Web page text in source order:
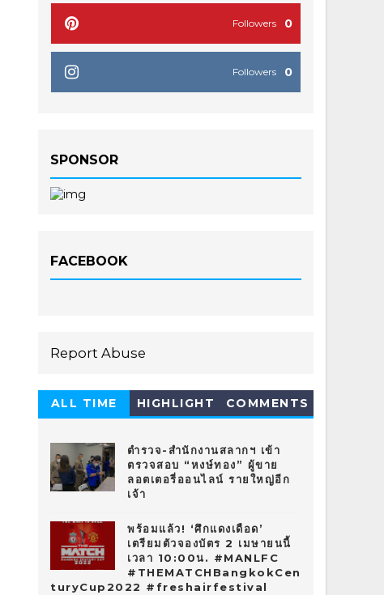
0
Followers
0
Followers
SPONSOR
FACEBOOK
Report Abuse
ALL TIME
HIGHLIGHT COMMENTS
ตำรวจ-สำนักงานสลากฯ เข้า
ตรวจสอบ “หงษ์ทอง” ผู้ขาย
ลอตเตอรี่ออนไลน์ รายใหญ่อีก
เจ้า
พร้อมแล้ว! ‘ศึกแดงเดือด’
เตรียมตัวจองบัตร 2 เมษายนนี้
เวลา 10:00น. #MANLFC
#THEMATCHBangkokCen
turyCup2022 #freshairfestival